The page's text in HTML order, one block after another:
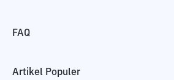
FAQ
Artikel Populer